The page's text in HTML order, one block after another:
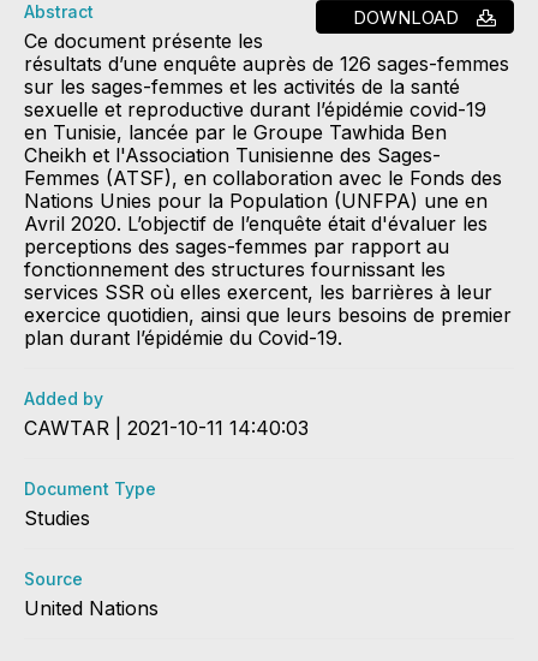
DOWNLOAD
Abstract
Ce document présente les
résultats d’une enquête auprès de 126 sages-femmes
sur les sages-femmes et les activités de la santé
sexuelle et reproductive durant l’épidémie covid-19
en Tunisie, lancée par le Groupe Tawhida Ben
Cheikh et l'Association Tunisienne des Sages-
Femmes (ATSF), en collaboration avec le Fonds des
Nations Unies pour la Population (UNFPA) une en
Avril 2020. L’objectif de l’enquête était d'évaluer les
perceptions des sages-femmes par rapport au
fonctionnement des structures fournissant les
services SSR où elles exercent, les barrières à leur
exercice quotidien, ainsi que leurs besoins de premier
plan durant l’épidémie du Covid-19.
Added by
CAWTAR | 2021-10-11 14:40:03
Document Type
Studies
Source
United Nations